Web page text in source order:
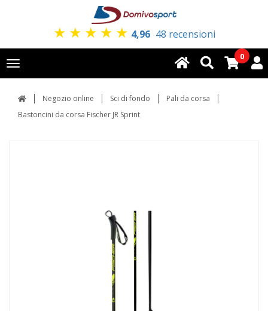
★ ★ ★ ★ ★ 4,96 48 recensioni
Toggle
navigation
0
Negozio online Sci di fondo
Pali da corsa
Bastoncini da corsa Fischer JR Sprint